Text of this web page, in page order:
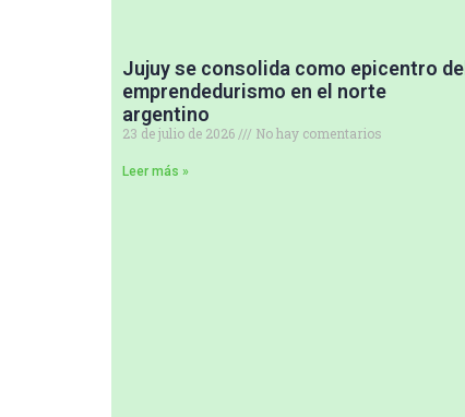
Jujuy se consolida como epicentro del
emprendedurismo en el norte
argentino
23 de julio de 2026 No hay comentarios
Leer más »